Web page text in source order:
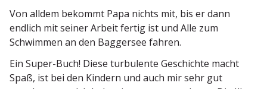
Von alldem bekommt Papa nichts mit, bis er dann
endlich mit seiner Arbeit fertig ist und Alle zum
Schwimmen an den Baggersee fahren.
Ein Super-Buch! Diese turbu­lente Geschichte macht
Spaß, ist bei den Kindern und auch mir sehr gut